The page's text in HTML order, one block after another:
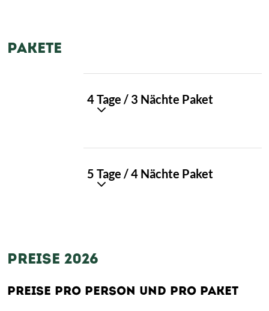
4 Tage / 3 Nächte Paket
5 Tage / 4 Nächte Paket